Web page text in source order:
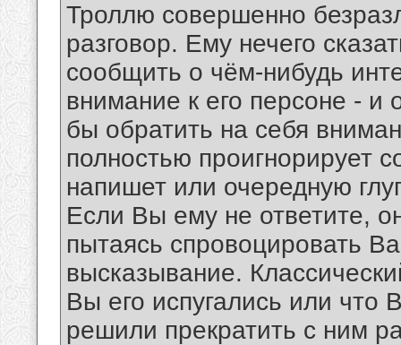
Троллю совершенно
разговор. Ему нечего
сообщить о чём-нибудь
внимание к его персоне - и
бы обратить на себя
полностью проигнорирует
напишет или очередную
Если Вы ему не ответите,
пытаясь спровоцировать
высказывание.
Вы его испугались или что
решили прекратить с ним